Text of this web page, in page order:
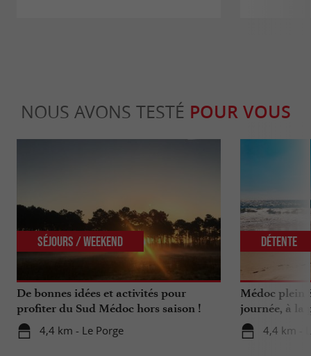
NOUS AVONS TESTÉ POUR VOUS
De bonnes idées et activités pour
profiter du Sud Médoc hors saison !
4,4 km - Le Porge
Séjours / Weekend
Médoc plein
journée, à la
Bordelais !
4,4 km -
Détente